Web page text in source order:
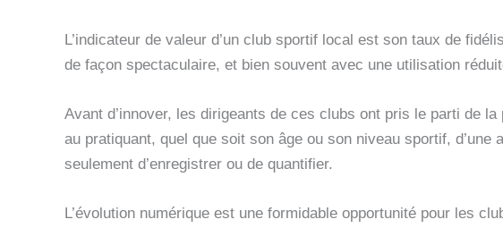
L’indicateur de valeur d’un club sportif local est son taux de
de façon spectaculaire, et bien souvent avec une utilisation
Avant d’innover, les dirigeants de ces clubs ont pris le parti de
au pratiquant, quel que soit son âge ou son niveau sportif, d’une
seulement d’enregistrer ou de quantifier.
L’évolution numérique est une formidable opportunité pour les